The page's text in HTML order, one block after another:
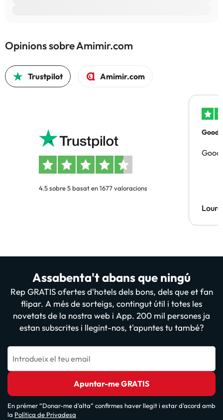
Opinions sobre Amimir.com
Trustpilot Amimir.com
4.5 sobre 5 basat en 1677 valoracions
Good
Good
Assabenta't abans que ningú
Rep GRATIS ofertes d'hotels dels bons, dels que et fan
flipar. A més de sorteigs, contingut útil i totes les
novetats de la nostra web i App. 200 mil persones ja
estan subscrites i llegint-nos, t'apuntes tu també?
Introdueix el teu email
Apuntar-me GRATIS
En prémer “Donar-me d'alta” confirmes haver llegit i estar d'acord amb
la Política de Privadesa